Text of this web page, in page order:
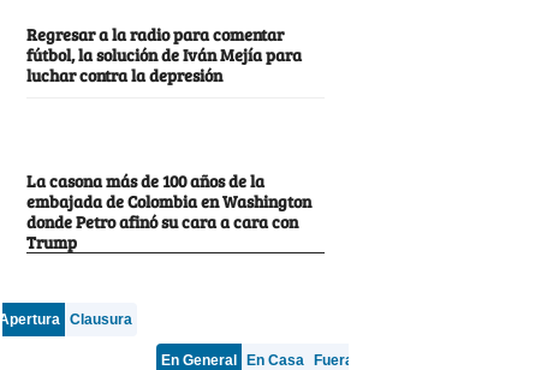
Regresar a la radio para comentar
fútbol, la solución de Iván Mejía para
luchar contra la depresión
La casona más de 100 años de la
embajada de Colombia en Washington
donde Petro afinó su cara a cara con
Trump
Apertura Clausura
En General En Casa
Fuera